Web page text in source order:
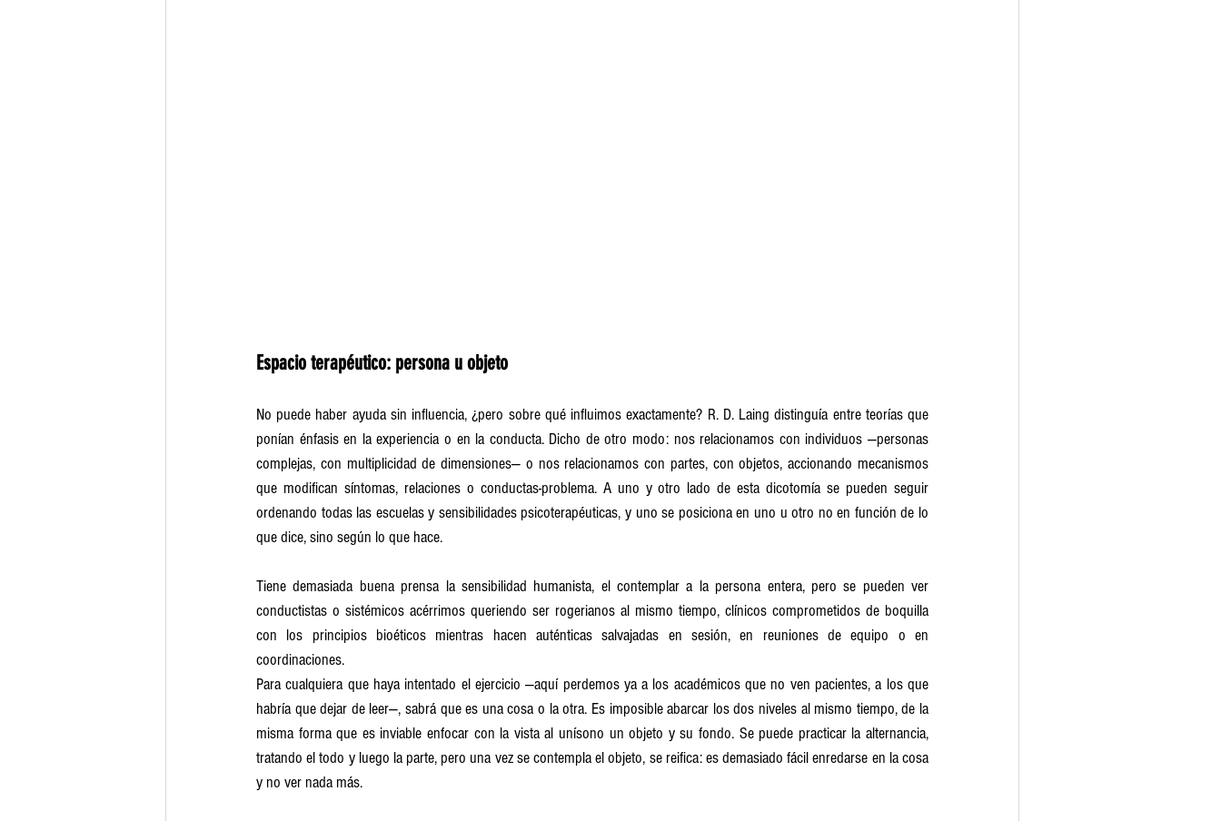
Espacio terapéutico: persona u objeto
No puede haber ayuda sin influencia, ¿pero sobre qué influimos exactamente? R. D. Laing distinguía entre teorías que
ponían énfasis en la experiencia o en la conducta. Dicho de otro modo: nos relacionamos con individuos —personas
complejas, con multiplicidad de dimensiones— o nos relacionamos con partes, con objetos, accionando mecanismos
que modifican síntomas, relaciones o conductas-problema. A uno y otro lado de esta dicotomía se pueden seguir
ordenando todas las escuelas y sensibilidades psicoterapéuticas, y uno se posiciona en uno u otro no en función de lo
que dice, sino según lo que hace.
Tiene demasiada buena prensa la sensibilidad humanista, el contemplar a la persona entera, pero se pueden ver
conductistas o sistémicos acérrimos queriendo ser rogerianos al mismo tiempo, clínicos comprometidos de boquilla
con los principios bioéticos mientras hacen auténticas salvajadas en sesión, en reuniones de equipo o en
coordinaciones.
Para cualquiera que haya intentado el ejercicio —aquí perdemos ya a los académicos que no ven pacientes, a los que
habría que dejar de leer—, sabrá que es una cosa o la otra. Es imposible abarcar los dos niveles al mismo tiempo, de la
misma forma que es inviable enfocar con la vista al unísono un objeto y su fondo. Se puede practicar la alternancia,
tratando el todo y luego la parte, pero una vez se contempla el objeto, se reifica: es demasiado fácil enredarse en la cosa
y no ver nada más.